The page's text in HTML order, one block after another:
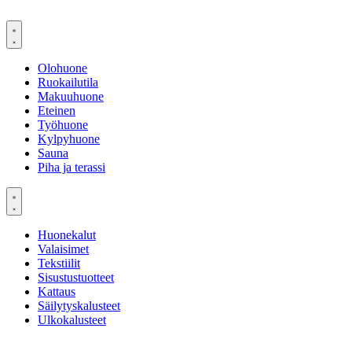
sisältöön
Olohuone
Ruokailutila
Makuuhuone
Eteinen
Työhuone
Kylpyhuone
Sauna
Piha ja terassi
Huonekalut
Valaisimet
Tekstiilit
Sisustustuotteet
Kattaus
Säilytyskalusteet
Ulkokalusteet